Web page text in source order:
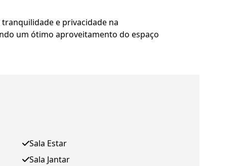
e privacidade na
um ótimo aproveitamento do espaço
Sala Estar
Sala Jantar